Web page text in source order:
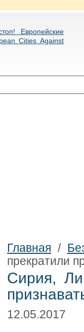
Главная /
прекратили
Сирия,
12.05.2017